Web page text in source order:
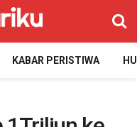
KABAR PERISTIWA